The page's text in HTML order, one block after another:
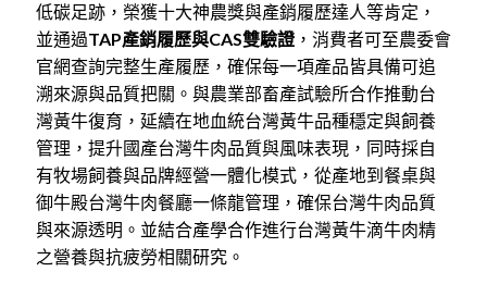
低碳足跡，榮獲十大神農獎與產銷履歷達人等肯定，
並通過TAP產銷履歷與CAS雙驗證，消費者可至農委會
官網查詢完整生產履歷，確保每一項產品皆具備可追
溯來源與品質把關。與農業部畜產試驗所合作推動台
灣黃牛復育，延續在地血統台灣黃牛品種穩定與飼養
管理，提升國產台灣牛肉品質與風味表現，同時採自
有牧場飼養與品牌經營一體化模式，從產地到餐桌與
御牛殿台灣牛肉餐廳一條龍管理，確保台灣牛肉品質
與來源透明。並結合產學合作進行台灣黃牛滴牛肉精
之營養與抗疲勞相關研究。